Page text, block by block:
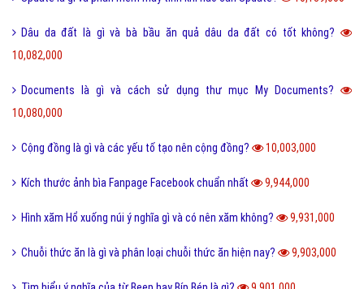
Dâu da đất là gì và bà bầu ăn quả dâu da đất có tốt không?
10,082,000
Documents là gì và cách sử dụng thư mục My Documents?
10,080,000
Cộng đồng là gì và các yếu tố tạo nên cộng đồng? 10,003,000
Kích thước ảnh bìa Fanpage Facebook chuẩn nhất 9,944,000
Hình xăm Hổ xuống núi ý nghĩa gì và có nên xăm không? 9,931,000
Chuỗi thức ăn là gì và phân loại chuỗi thức ăn hiện nay? 9,903,000